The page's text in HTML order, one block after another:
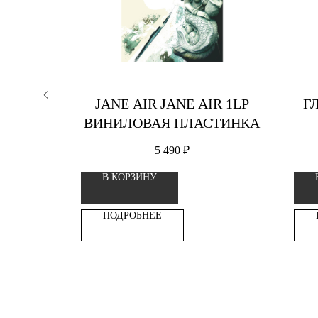
JANE AIR JANE AIR 1LP
ВИНИЛОВАЯ ПЛАСТИНКА
5 490 ₽
В КОРЗИНУ
ПОДРОБНЕЕ